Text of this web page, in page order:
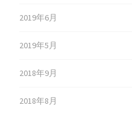
2019年6月
2019年5月
2018年9月
2018年8月